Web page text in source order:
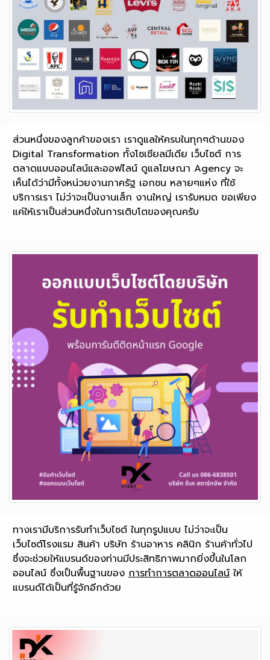
ส่วนหนึ่งของลูกค้าของเรา เราดูแลให้ครบในทุกๆด้านของ
Digital Transformation ทั้งโซเชียลมีเดีย เว็บไซต์ การ
ตลาดแบบออนไลน์และออฟไลน์ ดูแลโฆษณา Agency จะ
เห็นได้ว่ามีทั้งหน่วยงานภาครัฐ เอกชน หลายๆแห่ง ที่ใช้
บริการเรา ไม่ว่าจะเป็นงานเล็ก งานใหญ่ เรารับหมด ขอเพียง
แค่ให้เราเป็นส่วนหนึ่งในการเติบโตของคุณครับ
ทางเรามีบริการรับทำเว็บไซต์ ในทุกรูปแบบ ไม่ว่าจะเป็น
เว็บไซต์โรงแรม สินค้า บริษัท ร้านอาหาร คลินิก ร้านค้าทั่วไป
ซึ่งจะช่วยให้แบรนด์ของท่านมีประสิทธิภาพมากยิ่งขึ้นในโลก
ออนไลน์ ซึ่งเป็นพื้นฐานของ การทำการตลาดออนไลน์ ให้
แบรนด์ได้เป็นที่รู้จักอีกด้วย